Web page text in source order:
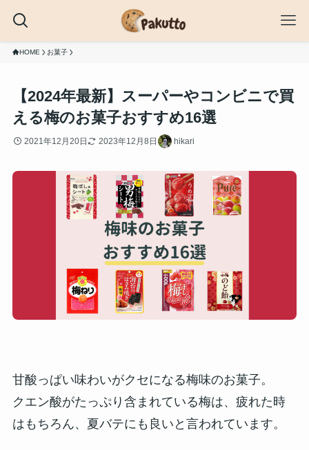
HOME お菓子
【2024年最新】スーパーやコンビニで買
える梅のお菓子おすすめ16選
2021年12月20日 2023年12月8日 hikari
甘酸っぱい味わいがクセになる梅味のお菓子。
クエン酸がたっぷり含まれている梅は、疲れた時
はもちろん、夏バテにも良いと言われています。